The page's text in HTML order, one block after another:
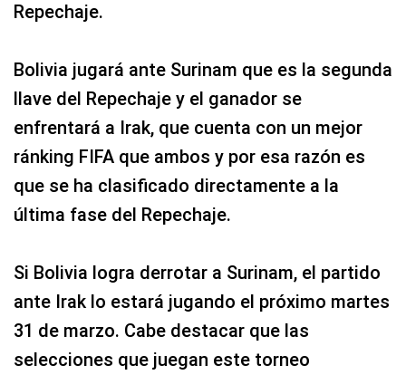
Repechaje.
Bolivia jugará ante Surinam que es la segunda
llave del Repechaje y el ganador se
enfrentará a Irak, que cuenta con un mejor
ránking FIFA que ambos y por esa razón es
que se ha clasificado directamente a la
última fase del Repechaje.
Si Bolivia logra derrotar a Surinam, el partido
ante Irak lo estará jugando el próximo martes
31 de marzo. Cabe destacar que las
selecciones que juegan este torneo